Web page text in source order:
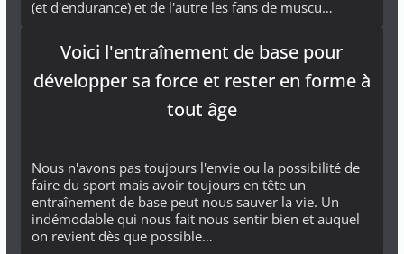
(et d'endurance) et de l'autre les fans de muscu…
Voici l'entraînement de base pour
développer sa force et rester en forme à
tout âge
Nous n'avons pas toujours l'envie ou la possibilité de
faire du sport mais avoir toujours en tête un
entraînement de base peut nous sauver la vie. Un
indémodable qui nous fait nous sentir bien et auquel
on revient dès que possible…